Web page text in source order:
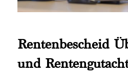
Rentenbescheid
und